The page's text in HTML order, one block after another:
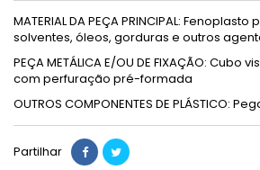
MATERIAL DA PEÇA PRINCIPAL:
solventes, óleos, gorduras e outros
PEÇA METÁLICA E/OU DE FIXAÇÃO: Cubo
com perfuração pré-formada
OUTROS COMPONENTES DE PLÁSTICO:
Partilhar